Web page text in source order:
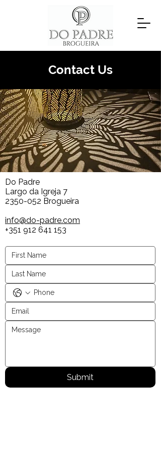
Contact Us
Do Padre
Largo da Igreja 7
2350-052 Brogueira
info@do-padre.com
+351 912 641 153
Submit